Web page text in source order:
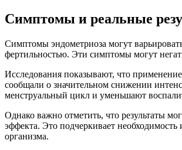
Симптомы и реальные
Симптомы эндометриоза могут
фертильностью. Эти симптомы могут
Исследования показывают, что
сообщали о значительном снижении
менструальный цикл и уменьшают
Однако важно отметить, что результаты
эффекта. Это подчеркивает
организма.